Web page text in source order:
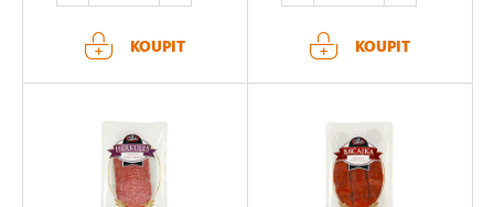
KOUPIT KOUPIT